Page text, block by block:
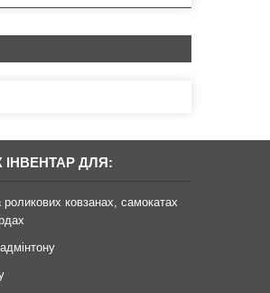
ІНВЕНТАР ДЛЯ:
роликових ковзанах, самокатах